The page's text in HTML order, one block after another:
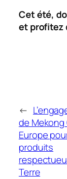
Cet été,
et profitez
←
de Mekong
Europe
produits
Terre